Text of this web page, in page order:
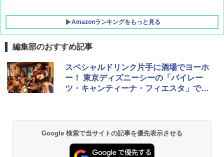
Amazonランキングをもっと見る
編集部のおすすめ記事
スペシャルドリンク片手に酒場でヨーホ
ー！ 東京ディズニーシーの「パイレー
ツ・キャンティーナ・フィエスタ」で盛
Google 検索で当サイトの記事を優先表示させる